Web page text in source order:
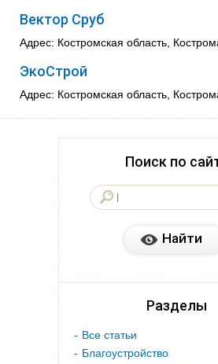
Вектор Сруб
Адрес: Костромская область,
ЭкоСтрой
Адрес: Костромская область,
Поиск по
Разделы
Все статьи
Благоустройство